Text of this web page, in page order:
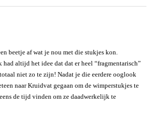
beetje af wat je nou met die stukjes kon.
had altijd het idee dat dat er heel “fragmentarisch”
niet zo te zijn! Nadat je die eerdere ooglook
naar Kruidvat gegaan om de wimperstukjes te
de tijd vinden om ze daadwerkelijk te